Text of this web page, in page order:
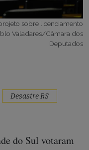
sobre licenciamento
Valadares/Câmara dos
Deputados
Desastre RS
do Sul votaram